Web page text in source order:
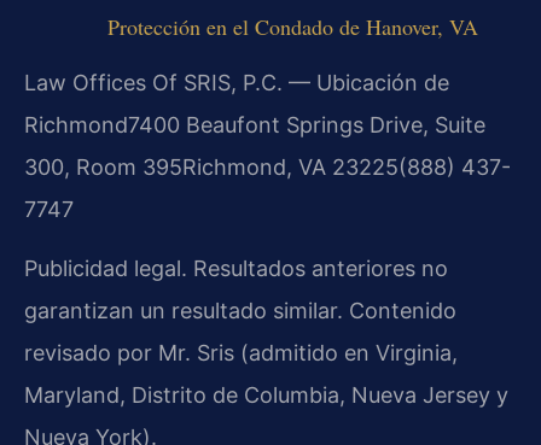
Protección en el Condado de Hanover, VA
Law Offices Of SRIS, P.C. — Ubicación de
Richmond7400 Beaufont Springs Drive, Suite
300, Room 395Richmond, VA 23225(888) 437-
7747
Publicidad legal. Resultados anteriores no
garantizan un resultado similar. Contenido
revisado por Mr. Sris (admitido en Virginia,
Maryland, Distrito de Columbia, Nueva Jersey y
Nueva York).